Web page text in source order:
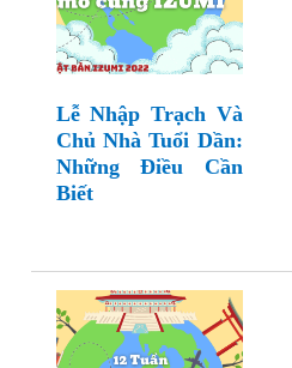
Lễ Nhập Trạch Và
Chủ Nhà Tuổi Dần:
Những Điều Cần
Biết